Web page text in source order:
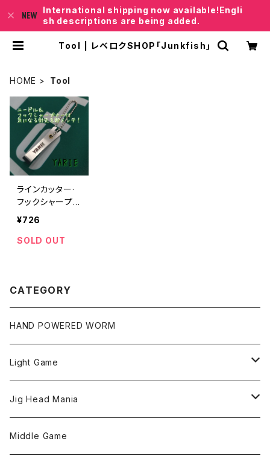
International shipping now available!Engli
sh descriptions are being added.
Tool | レベロクSHOP「Junkfish｣
HOME Tool
ラインカッター·
フックシャープナ
ー付【YARIE】
¥726
SOLD OUT
CATEGORY
HAND POWERED WORM
Light Game
LightGame Worm
Bスネイクmicro
Snap
Jig Head Mania
Phase-up
Middle Game